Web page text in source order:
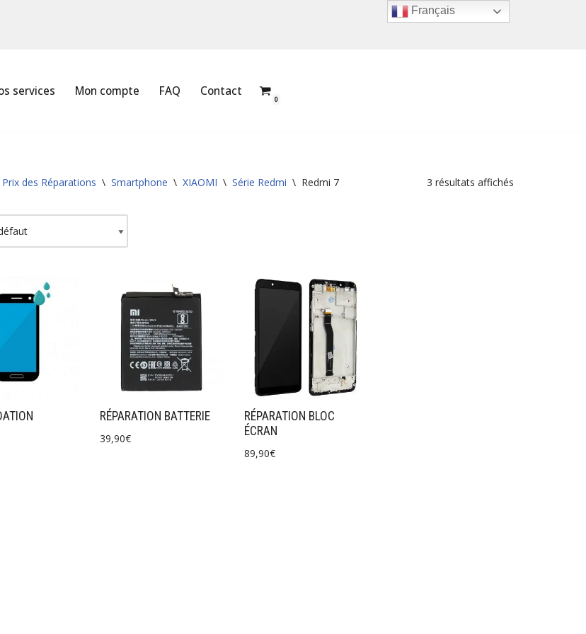
services Mon compte FAQ Contact
0
Prix des Réparations \ Smartphone \ XIAOMI \ Série Redmi \ Redmi 7 3 résultats affichés
RÉPARATION BATTERIE
39,90€
RÉPARATION BLOC
ÉCRAN
89,90€
Français